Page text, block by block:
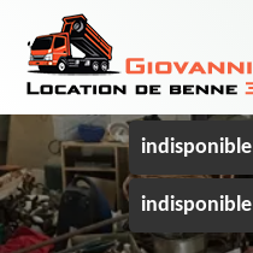
indisponible
indisponible